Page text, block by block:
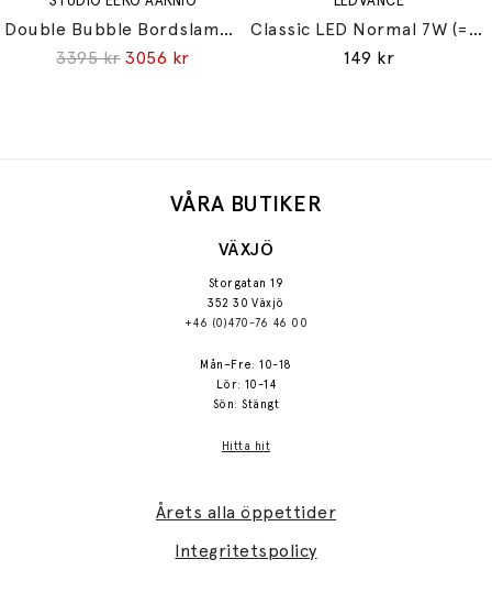
Double Bubble Bordslampa Small
3395 kr 3056 kr
Classic LED Normal 7W (=60W) E27
149 kr
VÅRA BUTIKER
VÄXJÖ
Storgatan 19
352 30 Växjö
+46 (0)470-76 46 00
Mån–Fre: 10-18
Lör: 10-14
Sön: Stängt
Hitta hit
Årets alla öppettider
Integritetspolicy